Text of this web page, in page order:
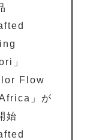
」
Flow
」が
始